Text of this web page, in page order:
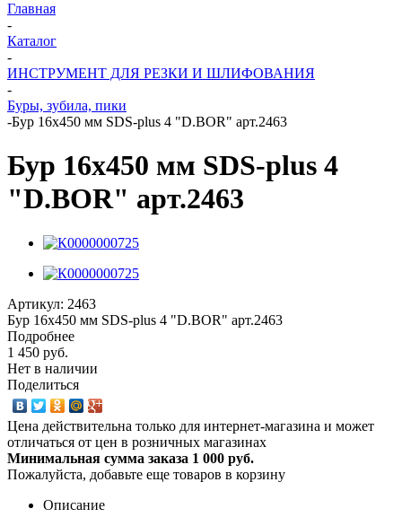
Главная
-
Каталог
-
ИНСТРУМЕНТ ДЛЯ РЕЗКИ И ШЛИФОВАНИЯ
-
Буры, зубила, пики
-Бур 16х450 мм SDS-plus 4 "D.BOR" арт.2463
Бур 16х450 мм SDS-plus 4
"D.BOR" арт.2463
Артикул: 2463
Бур 16х450 мм SDS-plus 4 "D.BOR" арт.2463
Подробнее
1 450 руб.
Нет в наличии
Поделиться
Цена действительна только для интернет-магазина и может
отличаться от цен в розничных магазинах
Минимальная сумма заказа 1 000 руб.
Пожалуйста, добавьте еще товаров в корзину
Описание